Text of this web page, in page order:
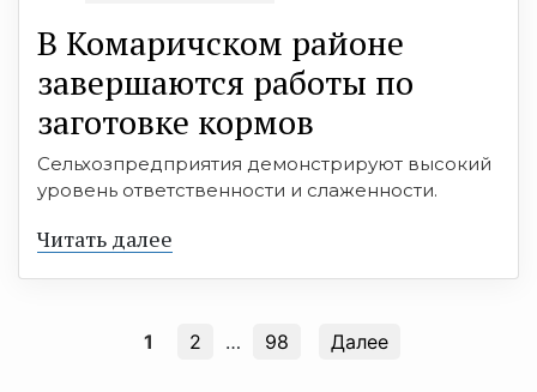
В Комаричском районе
завершаются работы по
заготовке кормов
Сельхозпредприятия демонстрируют высокий
уровень ответственности и слаженности.
Читать далее
1 2 … 98 Далее